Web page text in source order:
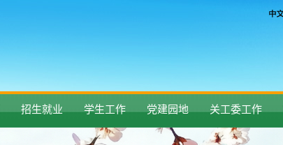
招生就业 学生工作 党建园地 关工委工作